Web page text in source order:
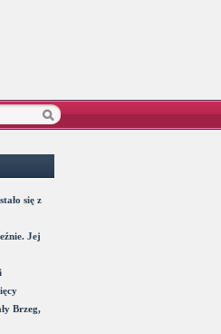
się z
Jej
Brzeg,